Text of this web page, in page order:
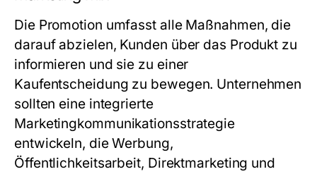
Die Promotion umfasst alle Maßnahmen, die
darauf abzielen, Kunden über das Produkt zu
informieren und sie zu einer
Kaufentscheidung zu bewegen. Unternehmen
sollten eine integrierte
Marketingkommunikationsstrategie
entwickeln, die Werbung,
Öffentlichkeitsarbeit, Direktmarketing und